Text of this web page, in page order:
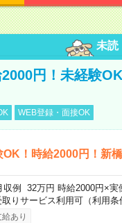
未読
円！未経験
WEB登録・面接OK
OK！時給2000円！新
例 32万円 時給2000円×
りサービス利用可（利用条
あり